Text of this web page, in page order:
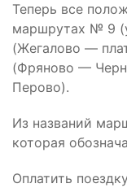
Теперь все
маршрутах № 9
(Жегалово —
(Фряново —
Перово).
Из названий
которая
Оплатить